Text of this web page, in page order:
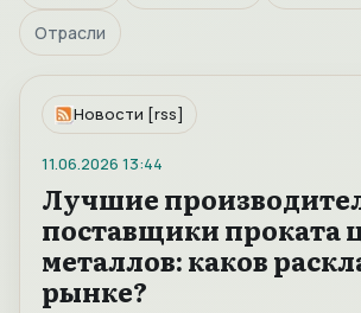
Отрасли
Новости [rss]
11.06.2026 13:44
Лучшие
поставщики проката
металлов: каков
рынке?